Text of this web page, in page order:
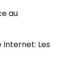
au
Internet: Les